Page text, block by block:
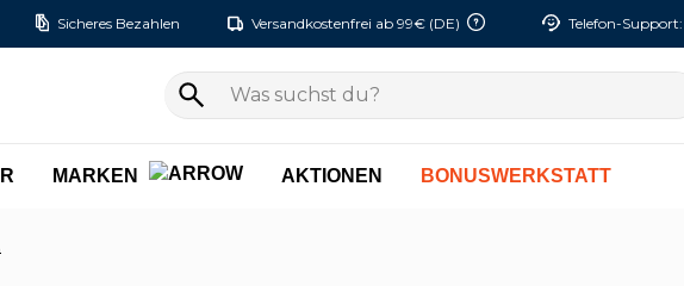
Sicheres Bezahlen Versandkostenfrei ab 99€ (DE) Telefon-Support:
MARKEN AKTIONEN BONUSWERKSTATT